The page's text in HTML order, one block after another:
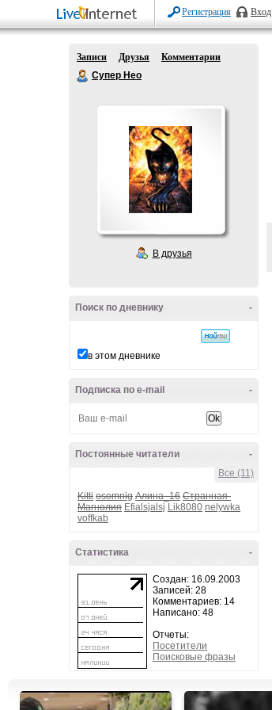
Регистрация Вход
Записи Друзья
Комментарии
Супер Нео
В друзья
-
Поиск по дневнику
в этом дневнике
-
Подписка по e-mail
-
Постоянные читатели
Все (11)
Kitti osomnig Алина_16 Странная-
Магнолия Efialsjalsj Lik8080 nelywka
voffkab
-
Статистика
Создан: 16.09.2003
Записей: 28
Комментариев: 14
Написано: 48
Отчеты:
Посетители
Поисковые фразы